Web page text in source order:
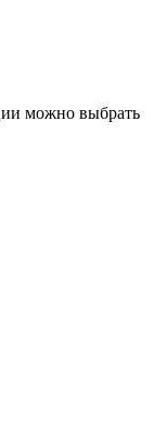
можно выбрать